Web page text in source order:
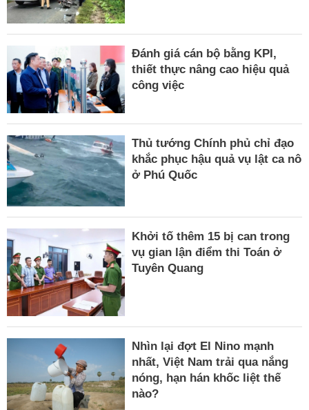
Đánh giá cán bộ bằng KPI,
thiết thực nâng cao hiệu quả
công việc
Thủ tướng Chính phủ chỉ đạo
khắc phục hậu quả vụ lật ca nô
ở Phú Quốc
Khởi tố thêm 15 bị can trong
vụ gian lận điểm thi Toán ở
Tuyên Quang
Nhìn lại đợt El Nino mạnh
nhất, Việt Nam trải qua nắng
nóng, hạn hán khốc liệt thế
nào?